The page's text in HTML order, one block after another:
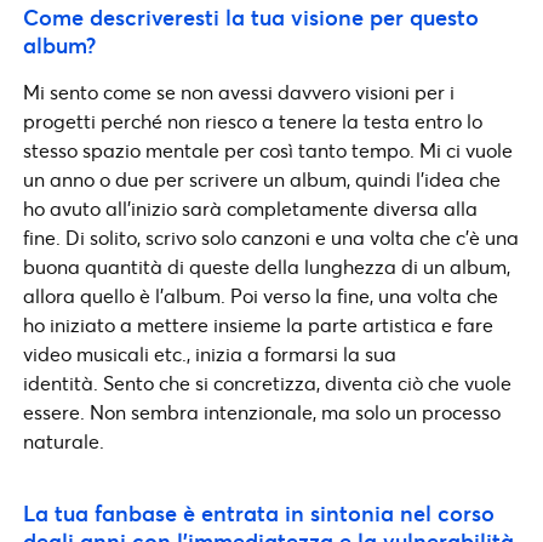
Come descriveresti la tua visione per questo
album?
Mi sento come se non avessi davvero visioni per i
progetti perché non riesco a tenere la testa entro lo
stesso spazio mentale per così tanto tempo. Mi ci vuole
un anno o due per scrivere un album, quindi l’idea che
ho avuto all’inizio sarà completamente diversa alla
fine. Di solito, scrivo solo canzoni e una volta che c’è una
buona quantità di queste della lunghezza di un album,
allora quello è l’album. Poi verso la fine, una volta che
ho iniziato a mettere insieme la parte artistica e fare
video musicali etc., inizia a formarsi la sua
identità. Sento che si concretizza, diventa ciò che vuole
essere. Non sembra intenzionale, ma solo un processo
naturale.
La tua fanbase è entrata in sintonia nel corso